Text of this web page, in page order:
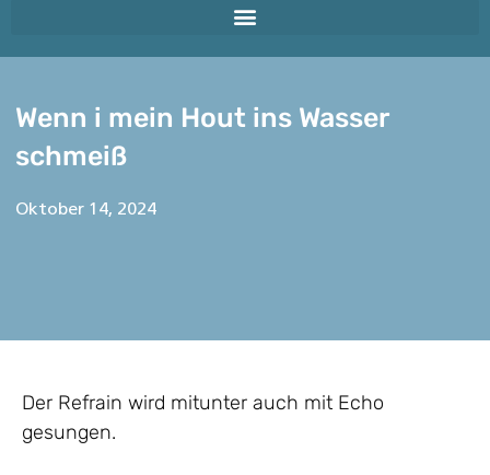
Wenn i mein Hout ins Wasser
schmeiß
Oktober 14, 2024
Der Refrain wird mitunter auch mit Echo
gesungen.